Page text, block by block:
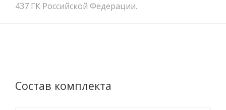
437 ГК Российской Федерации.
Состав комплекта